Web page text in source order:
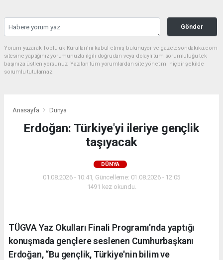
Gönder
Yorum yazarak Topluluk Kuralları’nı kabul etmiş bulunuyor ve gazetesondakika.com
sitesine yaptığınız yorumunuzla ilgili doğrudan veya dolaylı tüm sorumluluğu tek
başınıza üstleniyorsunuz. Yazılan tüm yorumlardan site yönetimi hiçbir şekilde
sorumlu tutulamaz.
Anasayfa Dünya
Erdoğan: Türkiye'yi ileriye gençlik
taşıyacak
DÜNYA
01.08.2026 - 10:41, Güncelleme: 01.08.2026 - 12:05
1491 kez okundu.
TÜGVA Yaz Okulları Finali Programı'nda yaptığı
konuşmada gençlere seslenen Cumhurbaşkanı
Erdoğan, “Bu gençlik, Türkiye'nin bilim ve